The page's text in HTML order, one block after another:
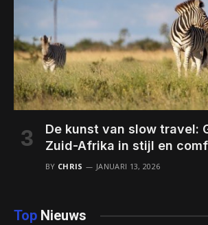
De kunst van slow travel:
Zuid-Afrika in stijl en
BY CHRIS JANUARI 13, 2026
Top Nieuws